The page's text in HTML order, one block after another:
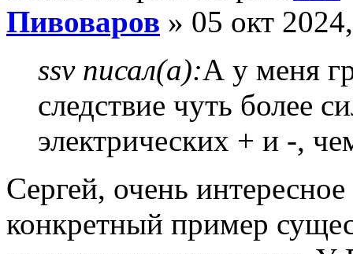
Пивоваров » 05 окт
ssv писал(а):А у меня
следствие чуть более
электрических + и -,
Сергей, очень
конкретный пример